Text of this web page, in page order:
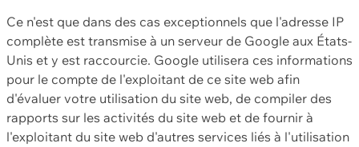
Ce n'est que dans des cas exceptionnels que l'adresse IP
complète est transmise à un serveur de Google aux États-
Unis et y est raccourcie. Google utilisera ces informations
pour le compte de l'exploitant de ce site web afin
d'évaluer votre utilisation du site web, de compiler des
rapports sur les activités du site web et de fournir à
l'exploitant du site web d'autres services liés à l'utilisation